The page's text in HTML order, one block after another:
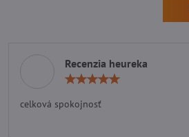
Recenzia heureka
celková spokojnosť